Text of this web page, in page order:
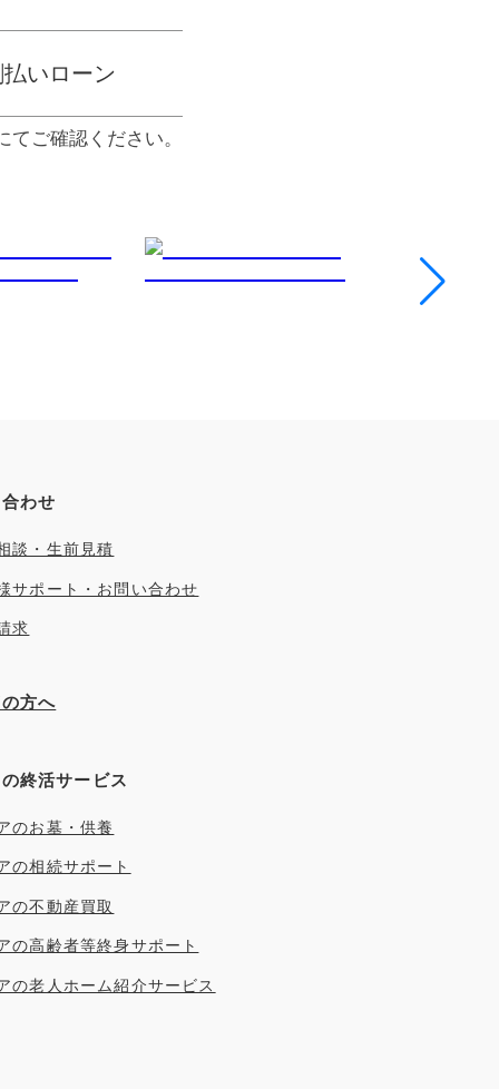
いローン
ご確認ください。
わせ
談・生前見積
サポート・お問い合わせ
求
方へ
終活サービス
のお墓・供養
の相続サポート
の不動産買取
の高齢者等終身サポート
の老人ホーム紹介サービス